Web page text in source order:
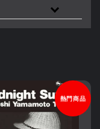
熱門商品